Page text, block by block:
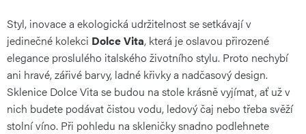
cena:
Styl, inovace a ekologická udržitelnost se setkávají v
jedinečné kolekci Dolce Vita, která je oslavou přirozené
elegance proslulého italského životního stylu. Proto nechybí
ani hravé, zářivé barvy, ladné křivky a nadčasový design.
Sklenice Dolce Vita se budou na stole krásně vyjímat, ať už v
nich budete podávat čistou vodu, ledový čaj nebo třeba svěží
stolní víno. Při pohledu na skleničky snadno podlehnete